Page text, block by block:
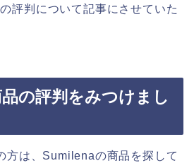
評判について記事にさせていた
の評判をみつけまし
方は、Sumilenaの商品を探して